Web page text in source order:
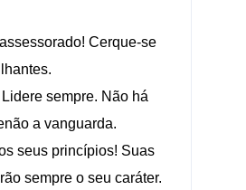
Cerque-se
sempre. Não há
a vanguarda.
seus princípios! Suas
sempre o seu caráter.